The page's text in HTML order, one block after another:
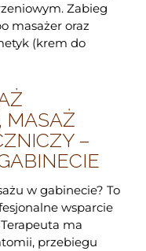
Zabieg
masażer oraz
(krem do
MASAŻ
–
w gabinecie? To
wsparcie
ma
przebiegu